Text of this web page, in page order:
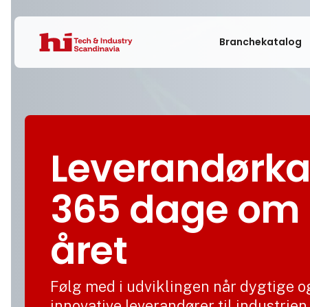
Branchekatalog
365 dage om
året
Følg med i udviklingen når dygtige